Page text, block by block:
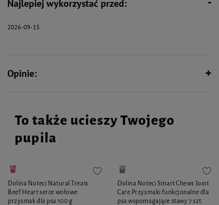
Wspiera florę bakteryjną jelit
Najlepiej wykorzystać przed:
2026-09-15
Opinie:
To także ucieszy Twojego
pupila
Dolina Noteci Natural Treats
Beef Heart serce wołowe
przysmak dla psa 100 g
Dolina Noteci Smart Chews Joint
Care Przysmaki funkcjonalne dla
psa wspomagające stawy 7 szt.